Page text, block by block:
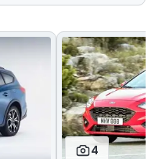
4